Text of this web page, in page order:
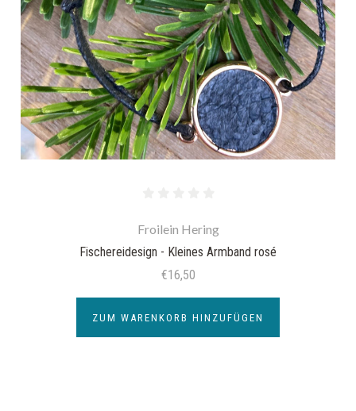
Froilein Hering
Fischereidesign - Kleines Armband rosé
€16,50
ZUM WARENKORB HINZUFÜGEN